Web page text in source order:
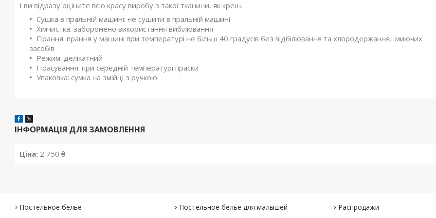
І ви відразу оціните всю красу виробу з такої тканини, як креш.
Сушка в пральній машині: не сушити в пральній машині
Хімчистка: заборонено використання вибілювання
Прання: прання у машині при температурі не більш 40 градусів без відбілювання та хлородержання. миючих
засобів
Режим: делікатний
Прасування: при середній температурі праски
Упаковка: сумка на змійці з ручкою.
ІНФОРМАЦІЯ ДЛЯ ЗАМОВЛЕННЯ
Ціна: 2 750 ₴
Постельное белье
Постельное бельё для малышей
Распродажи